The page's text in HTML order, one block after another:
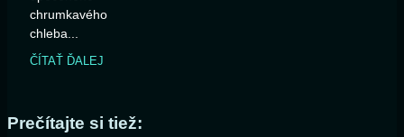
chrumkavého
chleba...
ČÍTAŤ ĎALEJ
Prečítajte si tiež: